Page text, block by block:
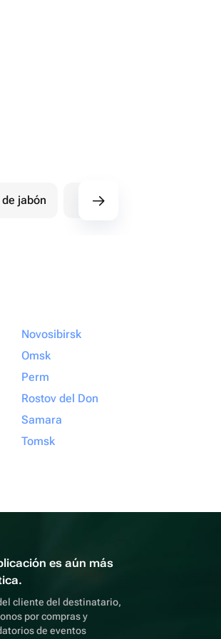
jabón Postales
Novosibirsk
Omsk
Perm
Rostov del Don
Samara
Tomsk
es aún más
cliente del destinatario,
por compras y
de eventos